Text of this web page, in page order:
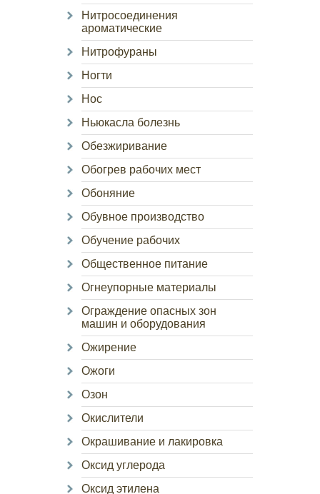
Нитросоединения
ароматические
Нитрофураны
Ногти
Нос
Ньюкасла болезнь
Обезжиривание
Обогрев рабочих мест
Обоняние
Обувное производство
Обучение рабочих
Общественное питание
Огнеупорные материалы
Ограждение опасных зон
машин и оборудования
Ожирение
Ожоги
Озон
Окислители
Окрашивание и лакировка
Оксид углерода
Оксид этилена